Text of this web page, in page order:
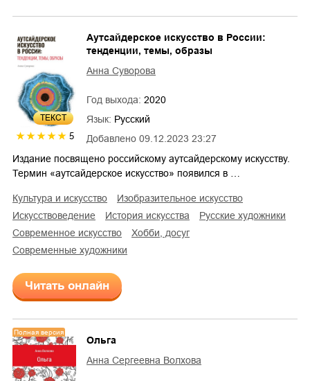
ТЕКСТ
5 Добавлено 09.12.2023 23:27
Аутсайдерское искусство в России:
тенденции, темы, образы
Анна Суворова
Год выхода: 2020
Язык: Русский
Издание посвящено российскому аутсайдерскому искусству.
Термин «аутсайдерское искусство» появился в …
культура и искусство
изобразительное искусство
искусствоведение
история искусства
русские художники
современное искусство
хобби, досуг
современные художники
Читать онлайн
Полная версия
Oльга
Анна Сергеевна Волхова